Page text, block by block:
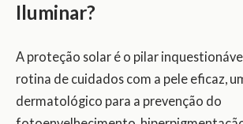
Iluminar?
A proteção solar é o pilar
rotina de cuidados com a pele eficaz,
dermatológico para a prevenção do